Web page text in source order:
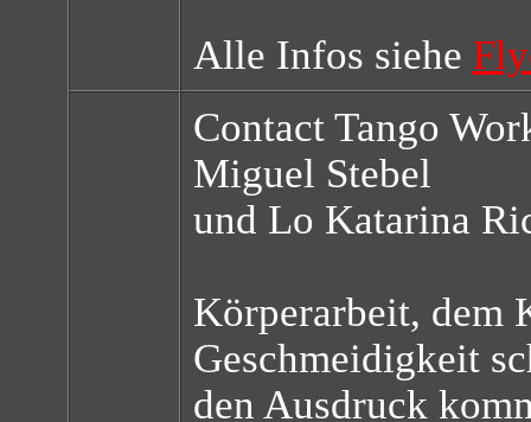
Alle Infos siehe
Contact Tango
Miguel Stebel
und Lo Katarina
Körperarbeit, dem
Geschmeidigkeit
den Ausdruck